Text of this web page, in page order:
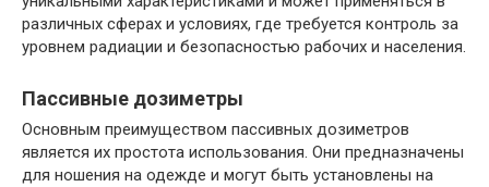
различных сферах и условиях, где требуется контроль за
уровнем радиации и безопасностью рабочих и населения.
Пассивные дозиметры
Основным преимуществом пассивных дозиметров
является их простота использования. Они предназначены
для ношения на одежде и могут быть установлены на